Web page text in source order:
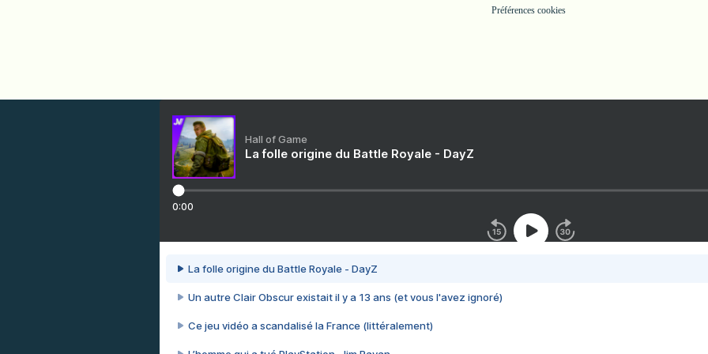
Préférences cookies
Hall of Game
La folle origine du Battle Royale - DayZ
0:00
La folle origine du Battle Royale - DayZ
Un autre Clair Obscur existait il y a 13 ans (et vous l'avez ignoré)
Ce jeu vidéo a scandalisé la France (littéralement)